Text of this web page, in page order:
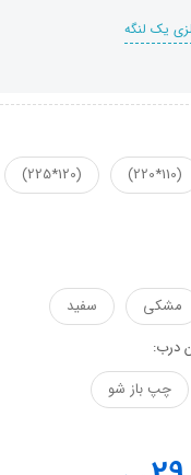
(110*220)
(120*225)
مشکی
سفید
درب:
چپ باز شو